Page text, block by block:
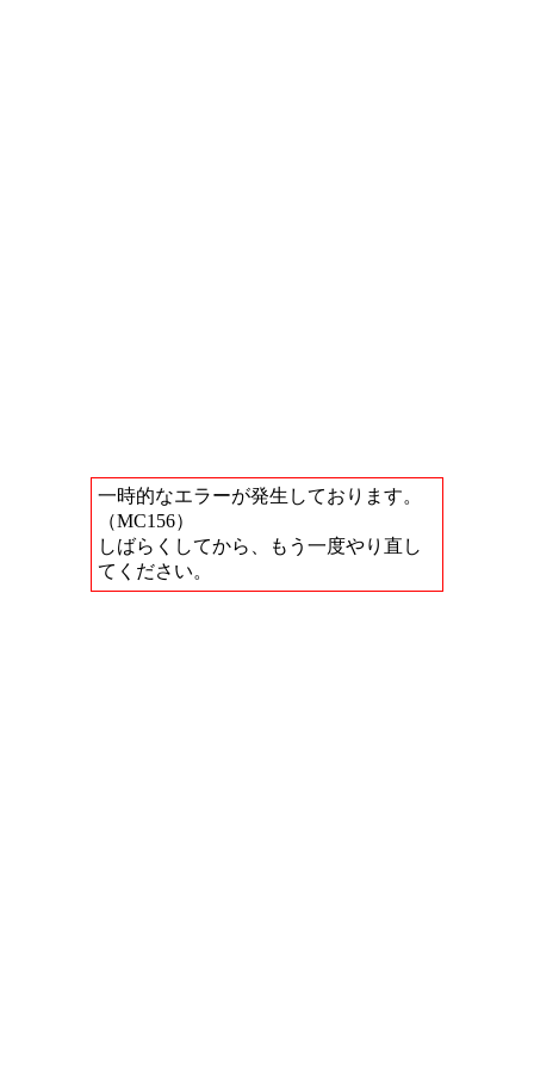
一時的なエラーが発生しております。
（MC156）
しばらくしてから、もう一度やり直し
てください。